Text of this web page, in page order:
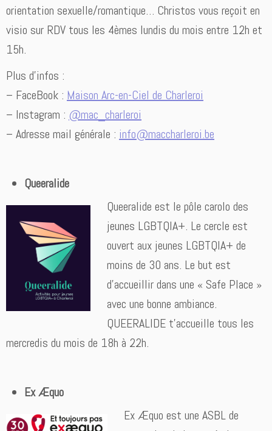
orientation sexuelle/romantique… Christos vous reçoit en
visio sur RDV tous les 4èmes lundis du mois entre 12h et
15h.
Plus d’infos :
– FaceBook : Maison Arc-en-Ciel de Charleroi
– Instagram : @mac_charleroi
– Adresse mail générale : info@maccharleroi.be
Queeralide
Queeralide est le pôle carolo des
jeunes LGBTQIA+. Le cercle est
ouvert aux jeunes LGBTQIA+ de
moins de 30 ans. Le but est
d’accueillir dans une « Safe Place »
avec une bonne ambiance.
QUEERALIDE t’accueille tous les
mercredis du mois de 18h à 22h.
Ex Æquo
Ex Æquo est une ASBL de